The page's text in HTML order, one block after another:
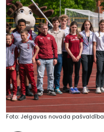
Foto: Jelgavas novada pašvaldība